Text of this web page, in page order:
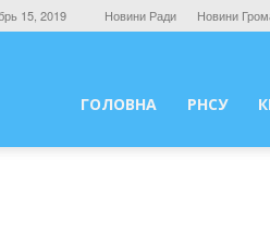
15, 2019 Новини Ради Новини
ГОЛОВНА РНСУ